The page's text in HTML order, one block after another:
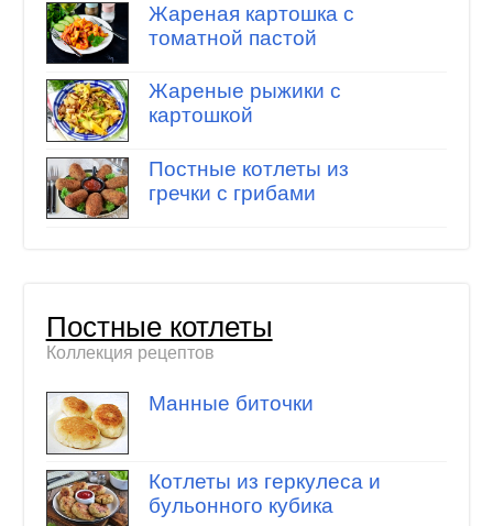
Жареная картошка с
томатной пастой
Жареные рыжики с
картошкой
Постные котлеты из
гречки с грибами
Постные котлеты
Коллекция рецептов
Манные биточки
Котлеты из геркулеса и
бульонного кубика